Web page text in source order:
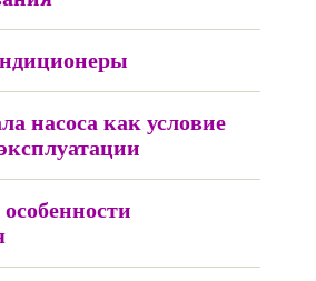
насоса как условие